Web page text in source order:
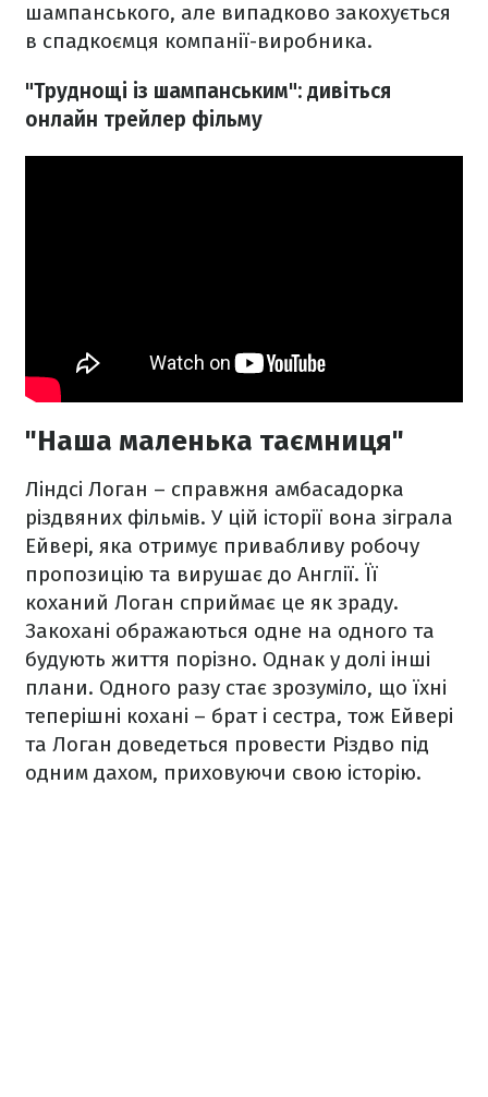
шампанського, але випадково закохується
в спадкоємця компанії-виробника.
"Труднощі із шампанським": дивіться
онлайн трейлер фільму
"Наша маленька таємниця"
Ліндсі Логан – справжня амбасадорка
різдвяних фільмів. У цій історії вона зіграла
Ейвері, яка отримує привабливу робочу
пропозицію та вирушає до Англії. Її
коханий Логан сприймає це як зраду.
Закохані ображаються одне на одного та
будують життя порізно. Однак у долі інші
плани. Одного разу стає зрозуміло, що їхні
теперішні кохані – брат і сестра, тож Ейвері
та Логан доведеться провести Різдво під
одним дахом, приховуючи свою історію.